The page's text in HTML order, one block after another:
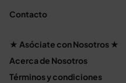
Contacto
★ Asóciate con Nosotros ★
Acerca de Nosotros
Términos y condiciones